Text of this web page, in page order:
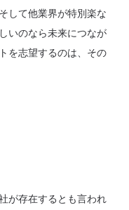
して他業界が特別楽な
いのなら未来につなが
を志望するのは、その
が存在するとも言われ